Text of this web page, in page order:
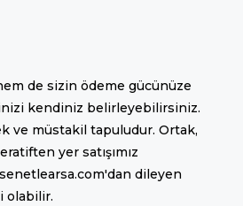
de sizin ödeme gücünüze
kendiniz belirleyebilirsiniz.
ve müstakil tapuludur. Ortak,
yer satışımız
dileyen
olabilir.